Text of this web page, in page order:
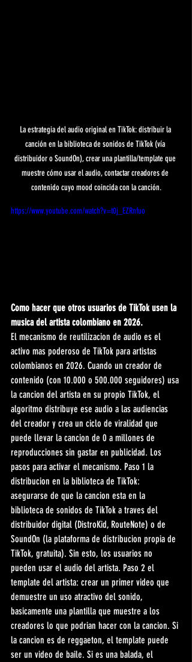
La estrategia del audio original en TikTok: distribuir la
canción en la biblioteca de sonidos de TikTok (vía
distribuidor o SoundOn), crear una plantilla/template que
muestre cómo usar el audio, contactar creadores de
contenido cuyo mood coincida con la canción.
https://www.youtube.com/watch?v=t0j_EZRnfuo
Como hacer que otros usuarios de TikTok usen la
musica del artista colombiano en 2026.
El mecanismo de reutilizacion de audio es el
activo mas poderoso de TikTok para artistas
colombianos en 2026. Cuando un creador de
contenido (con 10.000 o 500.000 seguidores) usa
la cancion del artista en su propio TikTok, el
algoritmo distribuye ese audio a las audiencias
del creador y crea un ciclo de viralidad que
puede llevar la cancion de 0 a millones de
reproducciones sin gastar en publicidad. Los
pasos para activar el mecanismo. Paso 1 la
distribucion en la biblioteca de TikTok:
asegurarse de que la cancion esta en la
biblioteca de sonidos de TikTok a traves del
distribuidor digital (DistroKid, RouteNote) o de
SoundOn (la plataforma de distribucion propia de
TikTok, gratuita). Sin esto, los usuarios no
pueden usar el audio del artista. Paso 2 el
template del artista: crear un primer video que
demuestre un uso atractivo del sonido,
basicamente una plantilla que muestre a los
creadores lo que podrian hacer con la cancion. Si
la cancion es de reggaeton, el template puede
ser un video de baile. Si es una balada, el